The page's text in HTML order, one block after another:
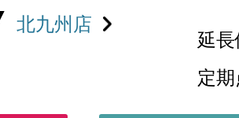
北九州店
延
定